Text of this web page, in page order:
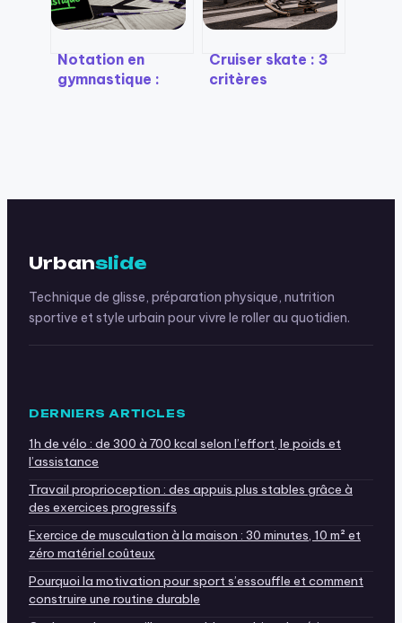
Notation en
gymnastique :
pénalités
Cruiser skate : 3
critères
Urbanslide
Technique de glisse, préparation physique, nutrition
sportive et style urbain pour vivre le roller au quotidien.
DERNIERS ARTICLES
1h de vélo : de 300 à 700 kcal selon l’effort, le poids et
l’assistance
Travail proprioception : des appuis plus stables grâce à
des exercices progressifs
Exercice de musculation à la maison : 30 minutes, 10 m² et
zéro matériel coûteux
Pourquoi la motivation pour sport s’essouffle et comment
construire une routine durable